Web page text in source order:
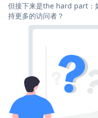
但接下来是the hard part
持更多的访问者？